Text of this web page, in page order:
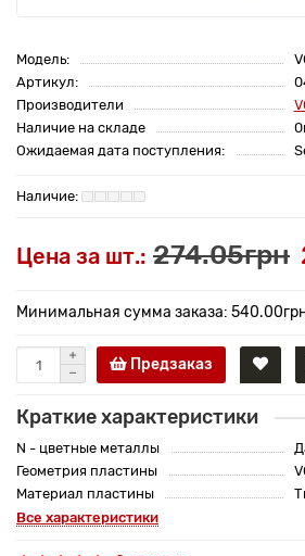
Модель:
Артикул:
Производители
Наличие на складе
Ожидаемая дата поступления:
Цена за шт.: 274.05грн
Минимальная сумма заказа:
Предзаказ
Краткие характеристики
N - цветные металлы
Геометрия пластины
Материал пластины
Все характеристики